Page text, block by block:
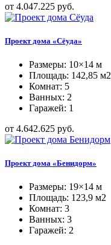
от 4.047.225 руб.
Проект дома «Сёуда»
Размеры: 10×14 м
Площадь: 142,85 м2
Комнат: 5
Ванных: 2
Гаражей: 1
от 4.642.625 руб.
Проект дома «Бенидорм»
Размеры: 19×14 м
Площадь: 123,9 м2
Комнат: 3
Ванных: 3
Гаражей: 2